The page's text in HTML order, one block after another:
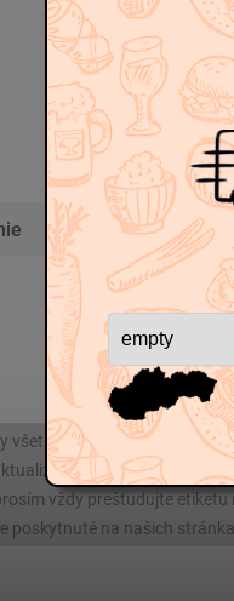
Diskusia
všetky informácie o
predpisov k zmenám
vždy preštudujte etiketu
poskytnuté na našich